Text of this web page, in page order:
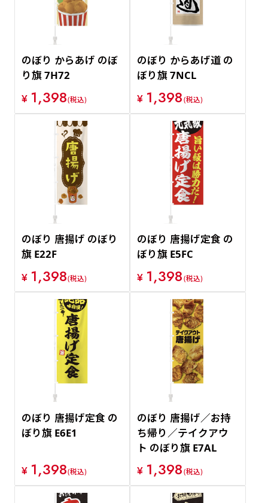
のぼり からあげ のぼ
り旗 7H72
¥ 1,398(税込)
のぼり からあげ道 の
ぼり旗 7NCL
¥ 1,398(税込)
のぼり 唐揚げ のぼり
旗 E22F
¥ 1,398(税込)
のぼり 唐揚げ定食 の
ぼり旗 E5FC
¥ 1,398(税込)
のぼり 唐揚げ定食 の
ぼり旗 E6E1
¥ 1,398(税込)
のぼり 唐揚げ／お持
ち帰り／テイクアウ
ト のぼり旗 E7AL
¥ 1,398(税込)